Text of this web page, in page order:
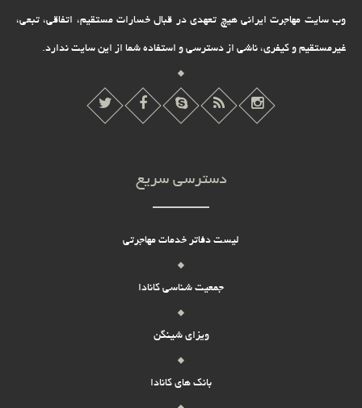
وب سایت مهاجرت ایرانی هیچ تعهدى در قبال خسارات مستقیم، اتفاقى، تبعى،
غیرمستقیم و کیفرى، ناشى از دسترسى و استفاده شما از این سایت ندارد.
دسترسی سریع
لیست دفاتر خدمات مهاجرتی
جمعیت شناسی کانادا
ویزای شینگن
بانک های کانادا